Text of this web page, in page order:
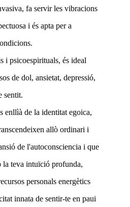
fa servir les vibracions
i és apta per a
i psicoespirituals, és ideal
de dol, ansietat, depressió,
sentit.
enllìà de la identitat egoica,
allò ordinari i
de l'autoconsciencia i que
la teva intuïció profunda,
personals energètics
innata de sentir-te en paui